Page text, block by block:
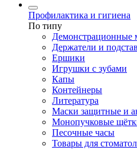
Профилактика и гигиена
По типу
Демонстрационные
Держатели и
Ершики
Игрушки с зубами
Капы
Контейнеры
Литература
Маски защитные и
Монопучковые
Песочные часы
Товары для